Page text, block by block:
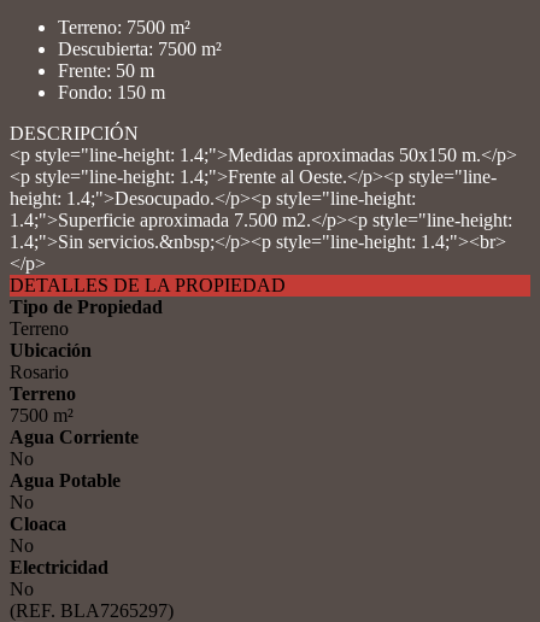
Terreno: 7500 m²
Descubierta: 7500 m²
Frente: 50 m
Fondo: 150 m
DESCRIPCIÓN
<p style="line-height: 1.4;">Medidas aproximadas 50x150 m.</p>
<p style="line-height: 1.4;">Frente al Oeste.</p><p style="line-
height: 1.4;">Desocupado.</p><p style="line-height:
1.4;">Superficie aproximada 7.500 m2.</p><p style="line-height:
1.4;">Sin servicios.&nbsp;</p><p style="line-height: 1.4;"><br>
</p>
DETALLES DE LA PROPIEDAD
Tipo de Propiedad
Terreno
Ubicación
Rosario
Terreno
7500 m²
Agua Corriente
No
Agua Potable
No
Cloaca
No
Electricidad
No
(REF. BLA7265297)